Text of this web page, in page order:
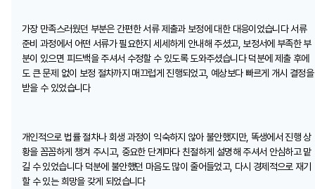
가장 만족스러웠던 부분은 간편한 서류 제출과 보정에 대한 대응이었습니다 서류
준비 과정에서 어떤 서류가 필요한지 세세하게 안내해 주셨고, 보정서에 부족한 부
분이 있으면 피드백을 주셔서 수정할 수 있도록 도와주셨습니다 덕분에 제출 후에
도 큰 문제 없이 보정 절차까지 매끄럽게 진행되었고, 예상보다 빠르게 개시 결정을
받을 수 있었습니다
개인적으로 법률 절차나 회생 과정이 익숙하지 않아 불안했지만, 똑생에서 진행 상
황을 꼼꼼하게 챙겨 주시고, 중요한 단계마다 친절하게 설명해 주셔서 안심하고 맡
길 수 있었습니다 덕분에 불안했던 마음도 많이 줄어들었고, 다시 경제적으로 재기
할 수 있는 희망을 갖게 되었습니다